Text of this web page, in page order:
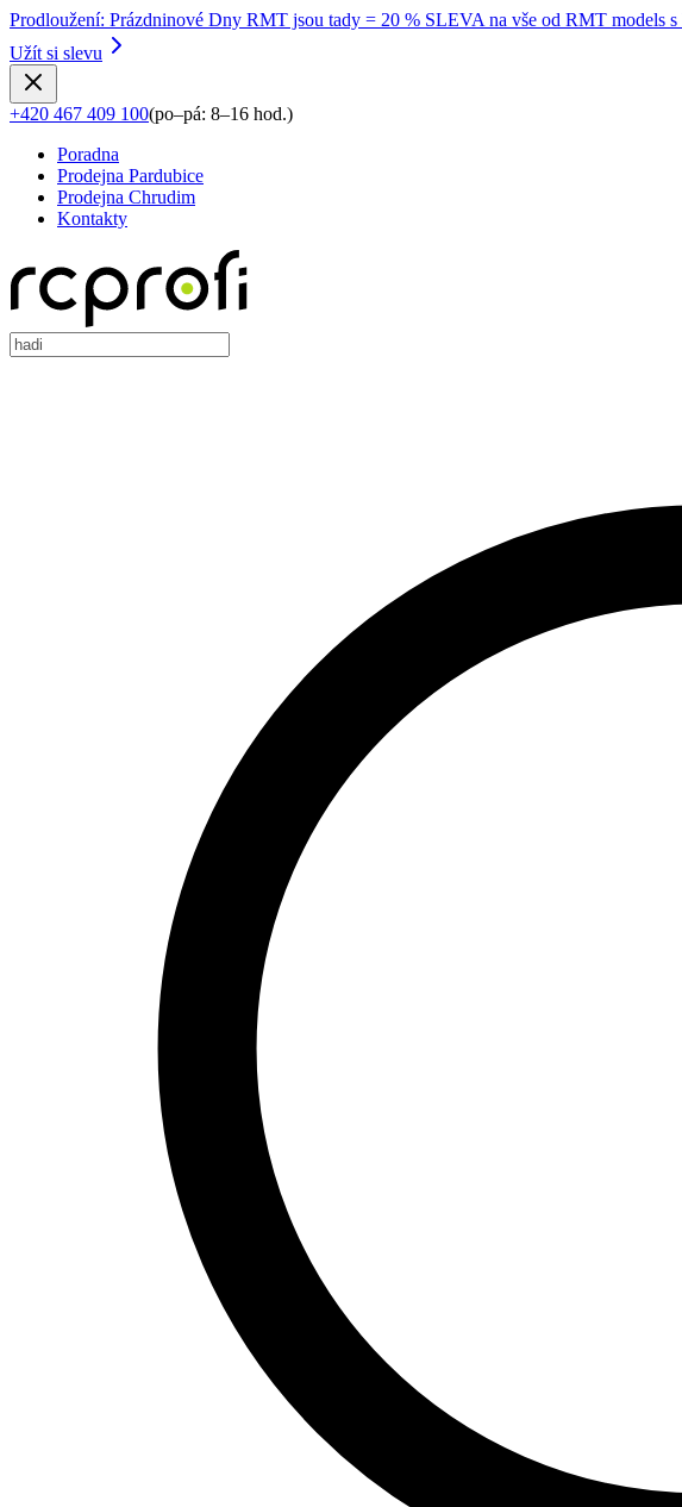
Prodloužení: Prázdninové Dny RMT jsou tady = 20 % SLEVA na vše od RMT models
Užít si slevu
+420 467 409 100(po–pá: 8–16 hod.)
Poradna
Prodejna Pardubice
Prodejna Chrudim
Kontakty